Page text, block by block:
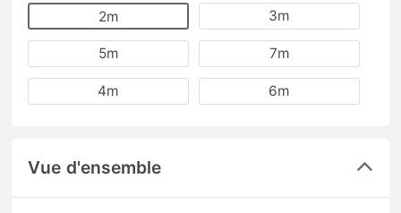
2m 3m
5m 7m
4m 6m
Vue d'ensemble